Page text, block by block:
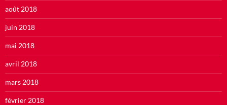
août 2018
juin 2018
mai 2018
avril 2018
mars 2018
février 2018